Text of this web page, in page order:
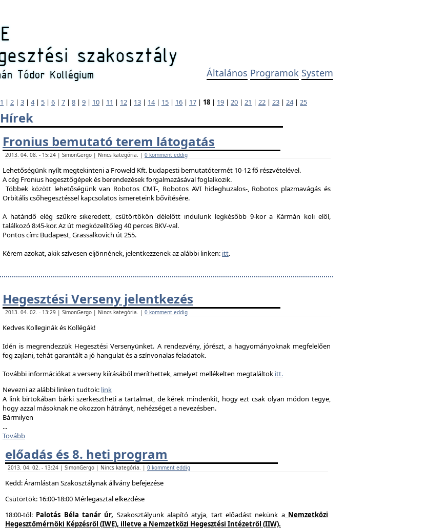
Általános Programok System
1 | 2 | 3 | 4| 5 | 6 | 7 | 8 | 9 | 10 | 11 | 12 | 13 | 14| 15 | 16 | 17 | 18 | 19 | 20 | 21 | 22 | 23 | 24| 25
Hírek
Fronius bemutató terem látogatás
2013. 04. 08. - 15:24 | SimonGergo | Nincs kategória. | 0 komment eddig
Lehetőségünk nyílt megtekinteni a Froweld Kft. budapesti bemutatótermét 10-12 fő részvételével.
A cég Fronius hegesztőgépek és berendezések forgalmazásával foglalkozik.
Többek között lehetőségünk van Robotos CMT-, Robotos AVI hideghuzalos-, Robotos plazmavágás és
Orbitális csőhegesztéssel kapcsolatos ismereteink bővítésére.
A határidő elég szűkre sikeredett, csütörtökön délelőtt indulunk legkésőbb 9-kor a Kármán koli elöl,
találkozó 8:45-kor. Az út megközelítőleg 40 perces BKV-val.
Pontos cím: Budapest, Grassalkovich út 255.
Kérem azokat, akik szívesen eljönnének, jelentkezzenek az alábbi linken: itt.
Hegesztési Verseny jelentkezés
2013. 04. 02. - 13:29 | SimonGergo | Nincs kategória. | 0 komment eddig
Kedves Kolleginák és Kollégák!
Idén is megrendezzük Hegesztési Versenyünket. A rendezvény, jórészt, a hagyományoknak megfelelően
fog zajlani, tehát garantált a jó hangulat és a színvonalas feladatok.
További információkat a verseny kiírásából meríthettek, amelyet mellékelten megtaláltok itt.
Nevezni az alábbi linken tudtok: link
A link birtokában bárki szerkesztheti a tartalmat, de kérek mindenkit, hogy ezt csak olyan módon tegye,
hogy azzal másoknak ne okozzon hátrányt, nehézséget a nevezésben.
Bármilyen
...
Tovább
előadás és 8. heti program
2013. 04. 02. - 13:24 | SimonGergo | Nincs kategória. | 0 komment eddig
Kedd: Áramlástan Szakosztálynak állvány befejezése
Csütörtök: 16:00-18:00 Mérlegasztal elkezdése
18:00-tól: Palotás Béla tanár úr, Szakosztályunk alapító atyja, tart előadást nekünk aNemzetközi
Hegesztőmérnöki Képzésről (IWE), illetve a Nemzetközi Hegesztési Intézetről (IIW).